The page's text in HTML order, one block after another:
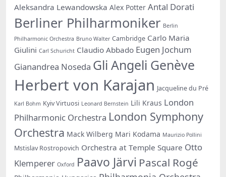
Aleksandra Lewandowska Alex Potter Antal Dorati
Berliner Philharmoniker Berlin
Philharmonic Orchestra Bruno Walter Cambridge Carlo Maria
Giulini Carl Schuricht Claudio Abbado Eugen Jochum
Gianandrea Noseda Gli Angeli Genève
Herbert von Karajan Jacqueline du Pré
Karl Bohm Kyiv Virtuosi Leonard Bernstein Lili Kraus London
Philharmonic Orchestra London Symphony
Orchestra Mack Wilberg Mari Kodama Maurizio Pollini
Mstislav Rostropovich Orchestra at Temple Square Otto
Klemperer Oxford Paavo Järvi Pascal Rogé